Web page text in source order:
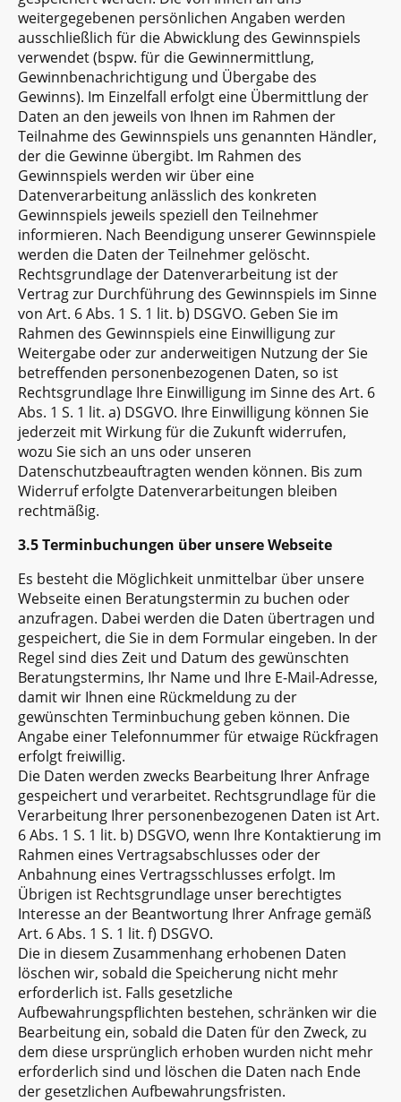
weitergegebenen persönlichen Angaben werden
ausschließlich für die Abwicklung des Gewinnspiels
verwendet (bspw. für die Gewinnermittlung,
Gewinnbenachrichtigung und Übergabe des
Gewinns). Im Einzelfall erfolgt eine Übermittlung der
Daten an den jeweils von Ihnen im Rahmen der
Teilnahme des Gewinnspiels uns genannten Händler,
der die Gewinne übergibt. Im Rahmen des
Gewinnspiels werden wir über eine
Datenverarbeitung anlässlich des konkreten
Gewinnspiels jeweils speziell den Teilnehmer
informieren. Nach Beendigung unserer Gewinnspiele
werden die Daten der Teilnehmer gelöscht.
Rechtsgrundlage der Datenverarbeitung ist der
Vertrag zur Durchführung des Gewinnspiels im Sinne
von Art. 6 Abs. 1 S. 1 lit. b) DSGVO. Geben Sie im
Rahmen des Gewinnspiels eine Einwilligung zur
Weitergabe oder zur anderweitigen Nutzung der Sie
betreffenden personenbezogenen Daten, so ist
Rechtsgrundlage Ihre Einwilligung im Sinne des Art. 6
Abs. 1 S. 1 lit. a) DSGVO. Ihre Einwilligung können Sie
jederzeit mit Wirkung für die Zukunft widerrufen,
wozu Sie sich an uns oder unseren
Datenschutzbeauftragten wenden können. Bis zum
Widerruf erfolgte Datenverarbeitungen bleiben
rechtmäßig.
3.5 Terminbuchungen über unsere Webseite
Es besteht die Möglichkeit unmittelbar über unsere
Webseite einen Beratungstermin zu buchen oder
anzufragen. Dabei werden die Daten übertragen und
gespeichert, die Sie in dem Formular eingeben. In der
Regel sind dies Zeit und Datum des gewünschten
Beratungstermins, Ihr Name und Ihre E-Mail-Adresse,
damit wir Ihnen eine Rückmeldung zu der
gewünschten Terminbuchung geben können. Die
Angabe einer Telefonnummer für etwaige Rückfragen
erfolgt freiwillig.
Die Daten werden zwecks Bearbeitung Ihrer Anfrage
gespeichert und verarbeitet. Rechtsgrundlage für die
Verarbeitung Ihrer personenbezogenen Daten ist Art.
6 Abs. 1 S. 1 lit. b) DSGVO, wenn Ihre Kontaktierung im
Rahmen eines Vertragsabschlusses oder der
Anbahnung eines Vertragsschlusses erfolgt. Im
Übrigen ist Rechtsgrundlage unser berechtigtes
Interesse an der Beantwortung Ihrer Anfrage gemäß
Art. 6 Abs. 1 S. 1 lit. f) DSGVO.
Die in diesem Zusammenhang erhobenen Daten
löschen wir, sobald die Speicherung nicht mehr
erforderlich ist. Falls gesetzliche
Aufbewahrungspflichten bestehen, schränken wir die
Bearbeitung ein, sobald die Daten für den Zweck, zu
dem diese ursprünglich erhoben wurden nicht mehr
erforderlich sind und löschen die Daten nach Ende
der gesetzlichen Aufbewahrungsfristen.